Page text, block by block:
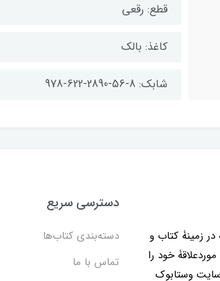
قطع: رقعی
کاغذ: بالک
شابک: 8-56-2890-622-978
با 10 سال سابقه در زمینۀ کتاب و
خود را
سایت وستابوک
دسترسی سریع
دسته‌بندی کتاب‌ها
تماس با ما